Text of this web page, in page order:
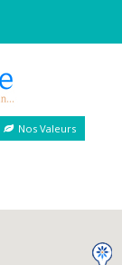
Nos Valeurs